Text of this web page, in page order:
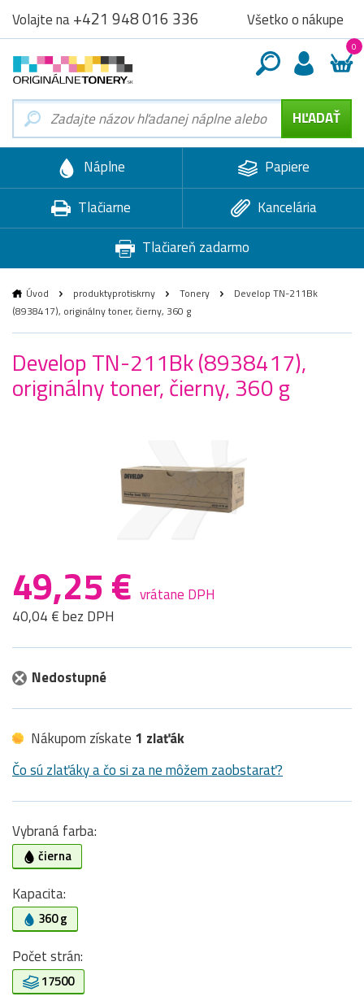
Volajte na+421 948 016 336 Všetko o nákupe
0
Náplne
Papiere
Tlačiarne
Kancelária
Tlačiareň zadarmo
Úvod produktyprotiskrny Tonery
Develop TN-211Bk
(8938417), originálny toner, čierny, 360 g
Develop TN-211Bk (8938417),
originálny toner, čierny, 360 g
49,25 € vrátane DPH
40,04 € bez DPH
Nedostupné
Nákupom získate 1 zlaťák
Čo sú zlaťáky a čo si za ne môžem zaobstarať?
Vybraná farba:
čierna
Kapacita:
360 g
Počet strán:
17500